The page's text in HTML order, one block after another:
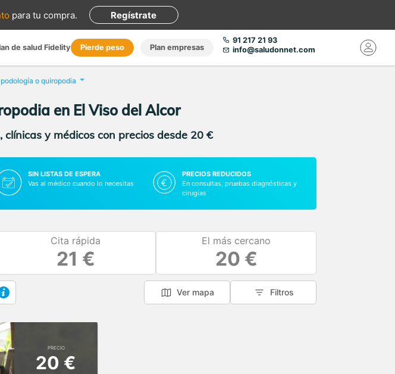
para tu compra. Regístrate
de salud Fidelity Pierde peso Plan empresas
91 217 21 93
info@saludonnet.com
o quiropodia
en El Viso del Alcor
y médicos con precios desde 20 €
SIN LISTAS DE ESPERA
Vas al médico cuando lo necesitas
PRECIOS REDUCIDOS
En consultas, pruebas diagnósticas y
cirugías
Cita rápida
21 €
El más cercano
20 €
Ver mapa Filtros
PRECIO
20 €